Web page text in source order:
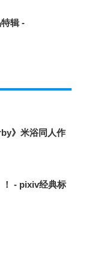
辑 -
》米浴同人作
！ - pixiv经典标